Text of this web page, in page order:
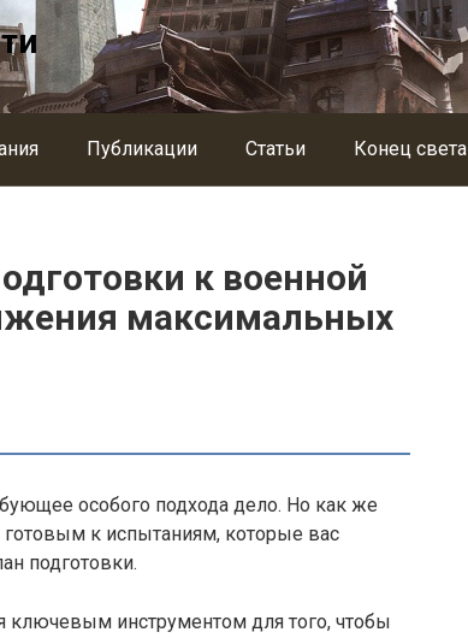
Публикации Статьи Конец света
к военной
максимальных
особого подхода дело. Но как же
к испытаниям, которые вас
подготовки.
ключевым инструментом для того, чтобы